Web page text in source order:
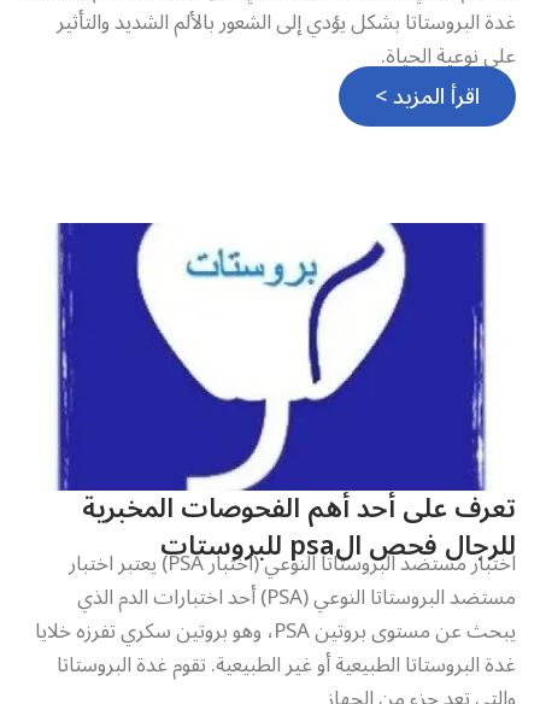
غدة البروستاتا بشكل يؤدي إلى الشعور بالألم الشديد والتأثير
على نوعية الحياة.
اقرأ المزيد >
تعرف على أحد أهم الفحوصات المخبرية
للرجال فحص الpsa للبروستات اختبار مستضد البروستاتا النوعي (اختبار PSA) يعتبر اختبار
مستضد البروستاتا النوعي (PSA) أحد اختبارات الدم الذي
يبحث عن مستوى بروتين PSA، وهو بروتين سكري تفرزه خلايا
غدة البروستاتا الطبيعية أو غير الطبيعية. تقوم غدة البروستاتا